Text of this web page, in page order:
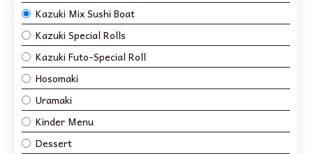
Kazuki Mix Sushi Boat
Kazuki Special Rolls
Kazuki Futo-Special Roll
Hosomaki
Uramaki
Kinder Menu
Dessert